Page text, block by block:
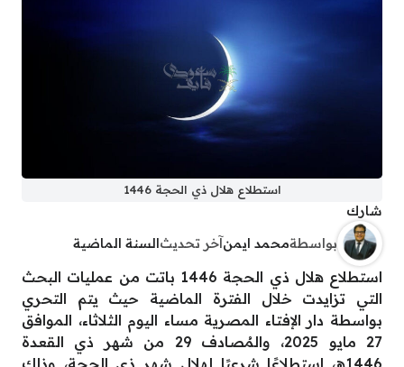
استطلاع هلال ذي الحجة 1446
شارك
بواسطةمحمد ايمنآخر تحديثالسنة الماضية
استطلاع هلال ذي الحجة 1446 باتت من عمليات البحث
التي تزايدت خلال الفترة الماضية حيث يتم التحري
بواسطة دار الإفتاء المصرية مساء اليوم الثلاثاء، الموافق
27 مايو 2025، والمُصادف 29 من شهر ذي القعدة